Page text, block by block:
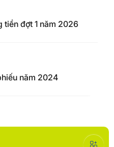
tiền đợt 1 năm 2026
năm 2024